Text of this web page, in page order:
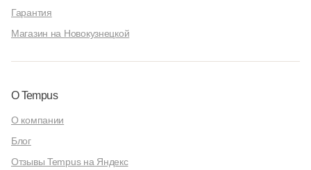
Гарантия
Магазин на Новокузнецкой
О Tempus
О компании
Блог
Отзывы Tempus на Яндекс